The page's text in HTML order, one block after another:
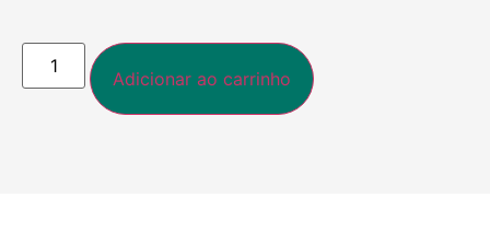
Adicionar ao carrinho